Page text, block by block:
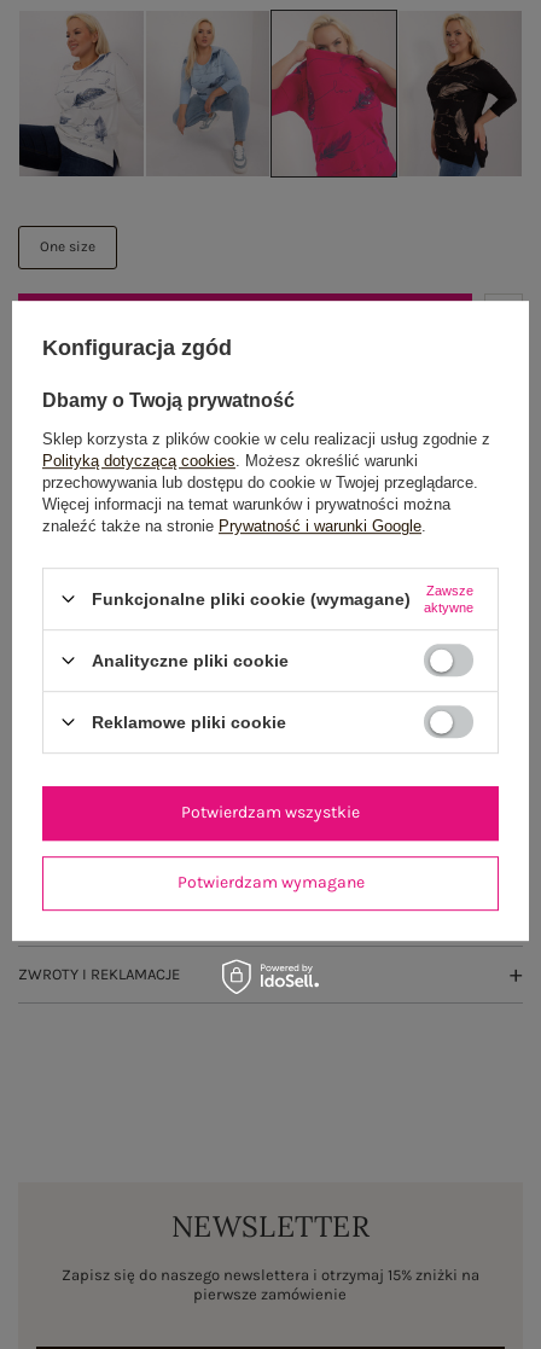
One size
Dostawaod 7,99 zł
Wysyłka w poniedziałek
100 dni na zwrot
OPINIE O PRODUKCIE (2)
WYSYŁKA I DOSTAWA
ZWROTY I REKLAMACJE
NEWSLETTER
Zapisz się do naszego newslettera i otrzymaj 15% zniżki na
pierwsze zamówienie
Konfiguracja zgód
Dbamy o Twoją prywatność
Sklep korzysta z plików cookie w celu realizacji usług zgodnie z
Polityką dotyczącą cookies . Możesz określić warunki
przechowywania lub dostępu do cookie w Twojej przeglądarce.
Więcej informacji na temat warunków i prywatności można
znaleźć także na stronie Prywatność i warunki Google
Funkcjonalne pliki cookie (wymagane)
Zawsze
aktywne
Analityczne pliki cookie
Reklamowe pliki cookie
Potwierdzam wymagane
Potwierdzam wszystkie